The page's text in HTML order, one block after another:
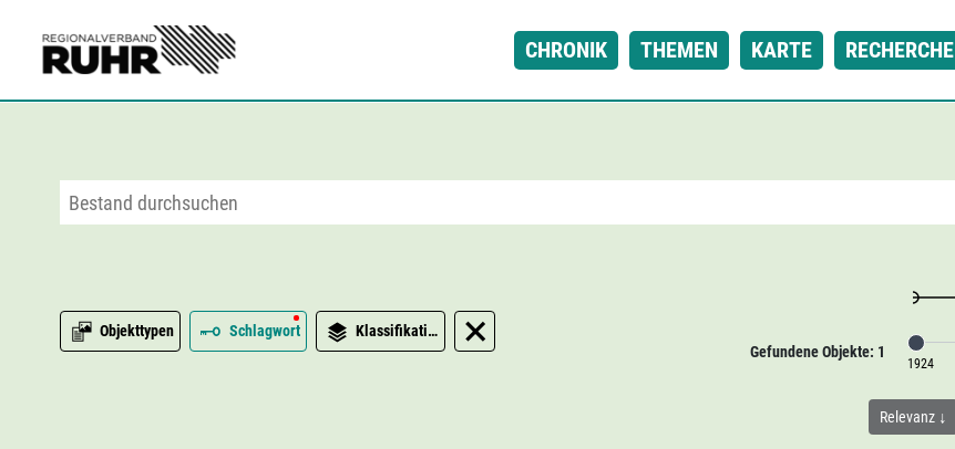
CHRONIK THEMEN KARTE RECHERCHE
Objekttypen Schlagwort
Klassifikation
Gefundene Objekte: 1
1924
Relevanz